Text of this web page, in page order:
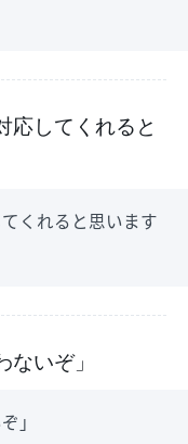
応してくれると
くれると思います
いぞ」
」